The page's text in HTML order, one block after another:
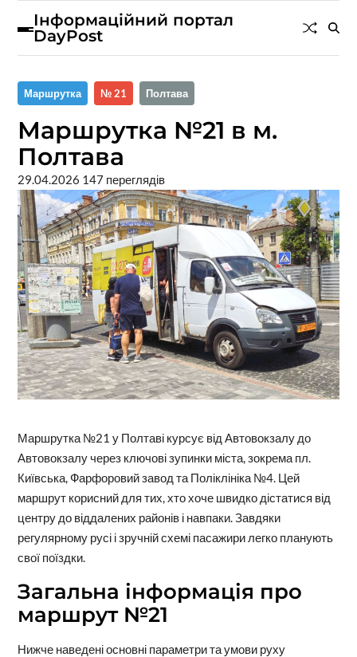
Інформаційний портал
DayPost
Маршрутка № 21 Полтава
Маршрутка №21 в м.
Полтава
29.04.2026 147 переглядів
Маршрутка №21 у Полтаві курсує від Автовокзалу до
Автовокзалу через ключові зупинки міста, зокрема пл.
Київська, Фарфоровий завод та Поліклініка №4. Цей
маршрут корисний для тих, хто хоче швидко дістатися від
центру до віддалених районів і навпаки. Завдяки
регулярному русі і зручній схемі пасажири легко планують
свої поїздки.
Загальна інформація про
маршрут №21
Нижче наведені основні параметри та умови руху